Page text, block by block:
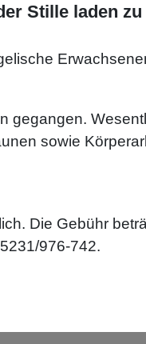
Stille laden
gegangen.
sowie
Die Gebühr
976-742.